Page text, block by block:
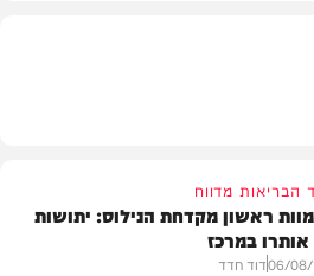
הבריאות מדווח
ראשון מקדחת הנילוס: יתושות
אותרו במרכז
06/דוד חדד